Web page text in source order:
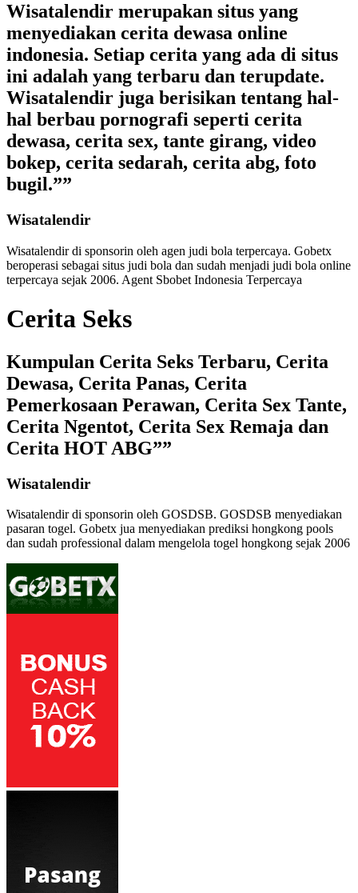
Wisatalendir merupakan situs yang
menyediakan cerita dewasa online
indonesia. Setiap cerita yang ada di situs
ini adalah yang terbaru dan terupdate.
Wisatalendir juga berisikan tentang hal-
hal berbau pornografi seperti cerita
dewasa, cerita sex, tante girang, video
bokep, cerita sedarah, cerita abg, foto
bugil.””
Wisatalendir
Wisatalendir di sponsorin oleh agen judi bola terpercaya. Gobetx
beroperasi sebagai situs judi bola dan sudah menjadi judi bola online
terpercaya sejak 2006. Agent Sbobet Indonesia Terpercaya
Cerita Seks
Kumpulan Cerita Seks Terbaru, Cerita
Dewasa, Cerita Panas, Cerita
Pemerkosaan Perawan, Cerita Sex Tante,
Cerita Ngentot, Cerita Sex Remaja dan
Cerita HOT ABG””
Wisatalendir
Wisatalendir di sponsorin oleh GOSDSB. GOSDSB menyediakan
pasaran togel. Gobetx jua menyediakan prediksi hongkong pools
dan sudah professional dalam mengelola togel hongkong sejak 2006